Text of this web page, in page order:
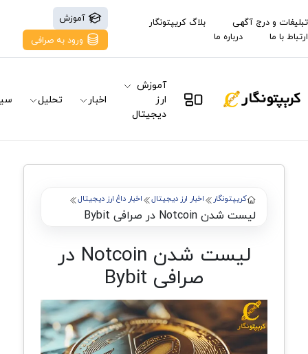
تبلیغات و درج آگهی
بلاگ کریپتونگار
ارتباط با ما
درباره ما
آموزش
ورود به صرافی
آموزش
ارز
دیجیتال
اخبار تحلیل
کریپتونگار اخبار ارز دیجیتال اخبار داغ ارز دیجیتال
لیست شدن Notcoin در صرافی Bybit
لیست شدن Notcoin در
صرافی Bybit